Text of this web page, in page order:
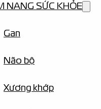
NANG SỨC KHỎE
Gan
Não bộ
Xương khớp